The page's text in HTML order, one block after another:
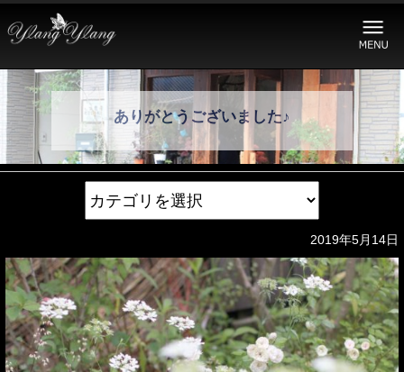
ありがとうございました♪
2019年5月14日